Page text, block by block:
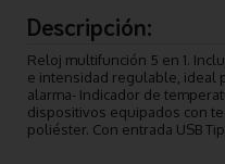
Descripción:
Reloj multifunción 5 en 1.
e intensidad regulable, ideal
alarma- Indicador de
dispositivos equipados con
poliéster. Con entrada USB